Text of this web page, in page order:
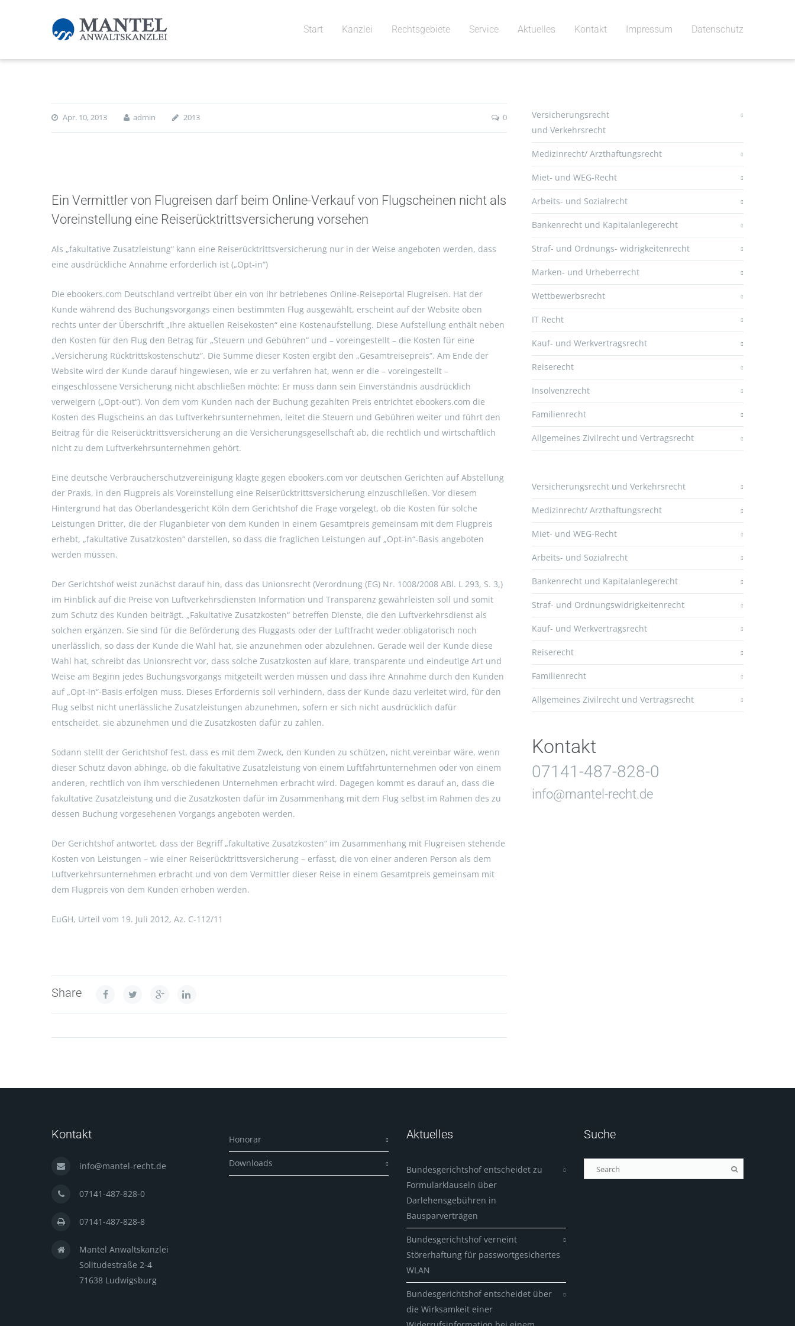
Start Kanzlei Rechtsgebiete Service Aktuelles Kontakt Impressum Datenschutz
Apr. 10, 2013 admin 2013 0
Ein Vermittler von Flugreisen darf beim Online-Verkauf von Flugscheinen nicht als
Voreinstellung eine Reiserücktrittsversicherung vorsehen
Als „fakultative Zusatzleistung“ kann eine Reiserücktrittsversicherung nur in der Weise angeboten werden, dass
eine ausdrückliche Annahme erforderlich ist („Opt-in“)
Die ebookers.com Deutschland vertreibt über ein von ihr betriebenes Online-Reiseportal Flugreisen. Hat der
Kunde während des Buchungsvorgangs einen bestimmten Flug ausgewählt, erscheint auf der Website oben
rechts unter der Überschrift „Ihre aktuellen Reisekosten“ eine Kostenaufstellung. Diese Aufstellung enthält neben
den Kosten für den Flug den Betrag für „Steuern und Gebühren“ und – voreingestellt – die Kosten für eine
„Versicherung Rücktrittskostenschutz“. Die Summe dieser Kosten ergibt den „Gesamtreisepreis“. Am Ende der
Website wird der Kunde darauf hingewiesen, wie er zu verfahren hat, wenn er die – voreingestellt –
eingeschlossene Versicherung nicht abschließen möchte: Er muss dann sein Einverständnis ausdrücklich
verweigern („Opt-out“). Von dem vom Kunden nach der Buchung gezahlten Preis entrichtet ebookers.com die
Kosten des Flugscheins an das Luftverkehrsunternehmen, leitet die Steuern und Gebühren weiter und führt den
Beitrag für die Reiserücktrittsversicherung an die Versicherungsgesellschaft ab, die rechtlich und wirtschaftlich
nicht zu dem Luftverkehrsunternehmen gehört.
Eine deutsche Verbraucherschutzvereinigung klagte gegen ebookers.com vor deutschen Gerichten auf Abstellung
der Praxis, in den Flugpreis als Voreinstellung eine Reiserücktrittsversicherung einzuschließen. Vor diesem
Hintergrund hat das Oberlandesgericht Köln dem Gerichtshof die Frage vorgelegt, ob die Kosten für solche
Leistungen Dritter, die der Fluganbieter von dem Kunden in einem Gesamtpreis gemeinsam mit dem Flugpreis
erhebt, „fakultative Zusatzkosten“ darstellen, so dass die fraglichen Leistungen auf „Opt-in“-Basis angeboten
werden müssen.
Der Gerichtshof weist zunächst darauf hin, dass das Unionsrecht (Verordnung (EG) Nr. 1008/2008 ABl. L 293, S. 3,)
im Hinblick auf die Preise von Luftverkehrsdiensten Information und Transparenz gewährleisten soll und somit
zum Schutz des Kunden beiträgt. „Fakultative Zusatzkosten“ betreffen Dienste, die den Luftverkehrsdienst als
solchen ergänzen. Sie sind für die Beförderung des Fluggasts oder der Luftfracht weder obligatorisch noch
unerlässlich, so dass der Kunde die Wahl hat, sie anzunehmen oder abzulehnen. Gerade weil der Kunde diese
Wahl hat, schreibt das Unionsrecht vor, dass solche Zusatzkosten auf klare, transparente und eindeutige Art und
Weise am Beginn jedes Buchungsvorgangs mitgeteilt werden müssen und dass ihre Annahme durch den Kunden
auf „Opt-in“-Basis erfolgen muss. Dieses Erfordernis soll verhindern, dass der Kunde dazu verleitet wird, für den
Flug selbst nicht unerlässliche Zusatzleistungen abzunehmen, sofern er sich nicht ausdrücklich dafür
entscheidet, sie abzunehmen und die Zusatzkosten dafür zu zahlen.
Sodann stellt der Gerichtshof fest, dass es mit dem Zweck, den Kunden zu schützen, nicht vereinbar wäre, wenn
dieser Schutz davon abhinge, ob die fakultative Zusatzleistung von einem Luftfahrtunternehmen oder von einem
anderen, rechtlich von ihm verschiedenen Unternehmen erbracht wird. Dagegen kommt es darauf an, dass die
fakultative Zusatzleistung und die Zusatzkosten dafür im Zusammenhang mit dem Flug selbst im Rahmen des zu
dessen Buchung vorgesehenen Vorgangs angeboten werden.
Der Gerichtshof antwortet, dass der Begriff „fakultative Zusatzkosten“ im Zusammenhang mit Flugreisen stehende
Kosten von Leistungen – wie einer Reiserücktrittsversicherung – erfasst, die von einer anderen Person als dem
Luftverkehrsunternehmen erbracht und von dem Vermittler dieser Reise in einem Gesamtpreis gemeinsam mit
dem Flugpreis von dem Kunden erhoben werden.
EuGH, Urteil vom 19. Juli 2012, Az. C-112/11
Share
Versicherungsrecht
und Verkehrsrecht
Medizinrecht/ Arzthaftungsrecht
Miet- und WEG-Recht
Arbeits- und Sozialrecht
Bankenrecht und Kapitalanlegerecht
Straf- und Ordnungs- widrigkeitenrecht
Marken- und Urheberrecht
Wettbewerbsrecht
IT Recht
Kauf- und Werkvertragsrecht
Reiserecht
Insolvenzrecht
Familienrecht
Allgemeines Zivilrecht und Vertragsrecht
Versicherungsrecht und Verkehrsrecht
Medizinrecht/ Arzthaftungsrecht
Miet- und WEG-Recht
Arbeits- und Sozialrecht
Bankenrecht und Kapitalanlegerecht
Straf- und Ordnungswidrigkeitenrecht
Kauf- und Werkvertragsrecht
Reiserecht
Familienrecht
Allgemeines Zivilrecht und Vertragsrecht
Kontakt
07141-487-828-0
info@mantel-recht.de
Kontakt
info@mantel-recht.de
07141-487-828-0
07141-487-828-8
Mantel Anwaltskanzlei
Solitudestraße 2-4
71638 Ludwigsburg
Honorar
Downloads
Aktuelles
Bundesgerichtshof entscheidet zu
Formularklauseln über
Darlehensgebühren in
Bausparverträgen
Bundesgerichtshof verneint
Störerhaftung für passwortgesichertes
WLAN
Bundesgerichtshof entscheidet über
die Wirksamkeit einer
Suche